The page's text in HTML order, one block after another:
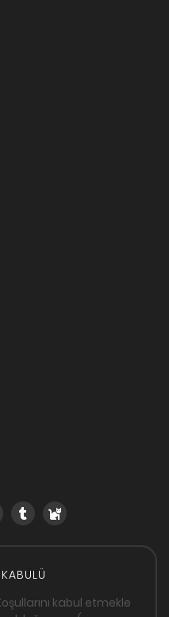
kabul etmekle